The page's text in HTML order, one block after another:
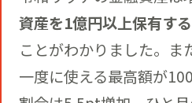
資産を1億円以上保有す
ことがわかりました。ま
一度に使える最高額が